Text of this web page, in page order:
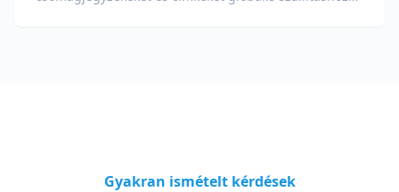
Gyakran ismételt kérdések